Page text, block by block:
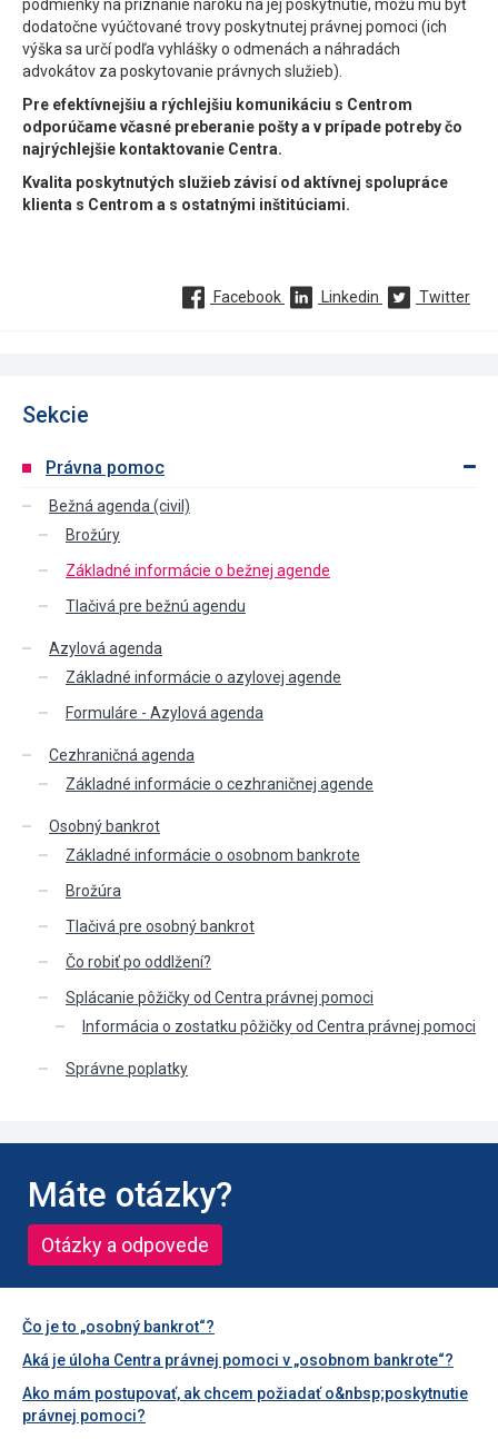
podmienky na priznanie nároku na jej poskytnutie, môžu mu byť
dodatočne vyúčtované trovy poskytnutej právnej pomoci (ich
výška sa určí podľa vyhlášky o odmenách a náhradách
advokátov za poskytovanie právnych služieb).
Pre efektívnejšiu a rýchlejšiu komunikáciu s Centrom
odporúčame včasné preberanie pošty a v prípade potreby čo
najrýchlejšie kontaktovanie Centra.
Kvalita poskytnutých služieb závisí od aktívnej spolupráce
klienta s Centrom a s ostatnými inštitúciami.
Facebook Linkedin Twitter
Sekcie
Právna pomoc
Bežná agenda (civil)
Brožúry
Základné informácie o bežnej agende
Tlačivá pre bežnú agendu
Azylová agenda
Základné informácie o azylovej agende
Formuláre - Azylová agenda
Cezhraničná agenda
Základné informácie o cezhraničnej agende
Osobný bankrot
Základné informácie o osobnom bankrote
Brožúra
Tlačivá pre osobný bankrot
Čo robiť po oddlžení?
Splácanie pôžičky od Centra právnej pomoci
Informácia o zostatku pôžičky od Centra právnej pomoci
Správne poplatky
Máte otázky?
Otázky a odpovede
Čo je to „osobný bankrot“?
Aká je úloha Centra právnej pomoci v „osobnom bankrote“?
Ako mám postupovať, ak chcem požiadať o&nbsp;poskytnutie
právnej pomoci?